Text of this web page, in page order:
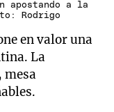
apostando a la
Rodrigo
en valor una
La
mesa